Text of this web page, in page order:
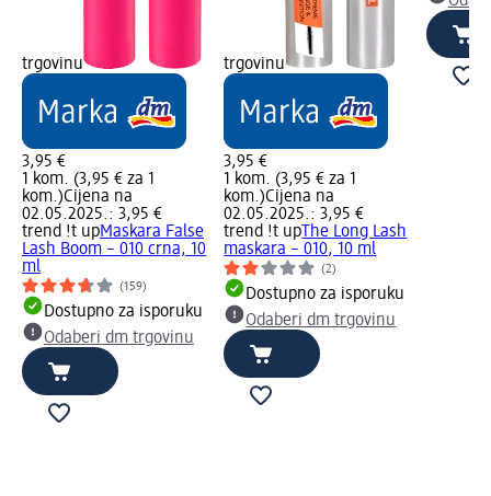
trgovinu
3,95 €
1 kom. (3,95 € za 1
kom.)Cijena na
02.05.2025.: 3,95 €
trend !t upMaskara False
Lash Boom – 010 crna, 10
ml
(159)
Dostupno za isporuku
Odaberi dm trgovinu
trgovinu
3,95 €
1 kom. (3,95 € za 1
kom.)Cijena na
02.05.2025.: 3,95 €
trend !t up The Long Lash
maskara – 010, 10 ml
(2)
Dostupno za isporuku
Odaberi dm trgovinu